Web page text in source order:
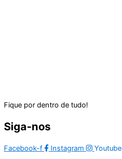
Fique por dentro de tudo!
Siga-nos
Facebook-f Instagram Youtube